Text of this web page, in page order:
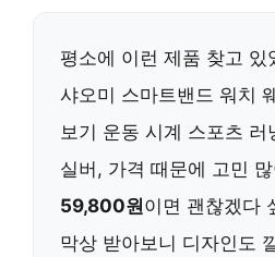
평소에 이런 제품 찾고 있
샤오미 스마트밴드 워치
보기 운동 시계 스포츠
실버, 가격 때문에 고민
59,800원이면 괜찮겠다
막상 받아보니 디자인도